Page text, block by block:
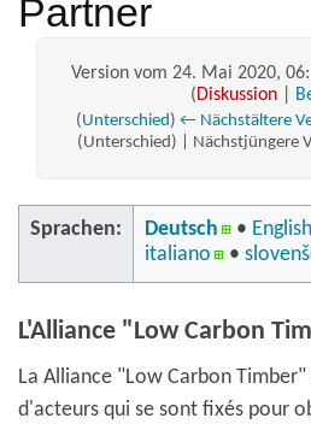
Partner
Version vom 24. Mai 2020,
(Diskussion|
(Unterschied)← Nächstältere
(Unterschied) | Nächstjüngere
Sprachen: Deutsch • ‎ English
italiano • ‎
L'Alliance "Low Carbon
La Alliance "Low Carbon
d'acteurs qui se sont fixés pour